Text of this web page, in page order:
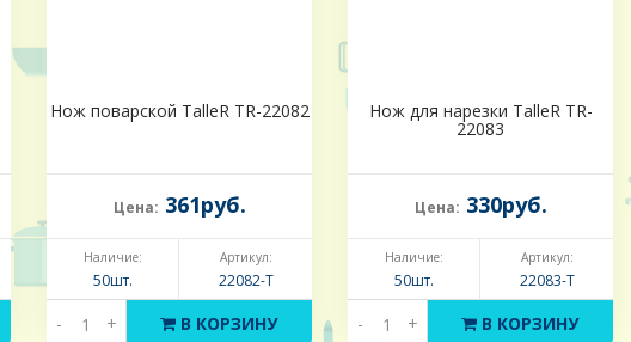
Нож поварской TalleR TR-22082
Цена: 361руб.
Наличие:
50шт.
Артикул:
22082-Т
- + В КОРЗИНУ
Нож для нарезки TalleR TR-
22083
Цена: 330руб.
Наличие:
50шт.
Артикул:
22083-Т
- + В КОРЗИНУ